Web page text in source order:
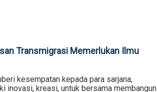
Transmigrasi Memerlukan Ilmu
kesempatan kepada para sarjana,
inovasi, kreasi, untuk bersama membangun